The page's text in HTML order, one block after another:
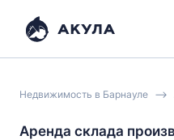
Недвижимость в Барнауле
Аренда склада